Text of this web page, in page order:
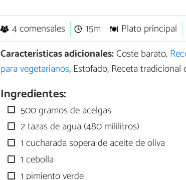
4 comensales 15m Plato principal
Características adicionales:Coste barato,
para vegetarianos, Estofado, Receta tradicional
Ingredientes:
500 gramos de acelgas
2 tazas de agua (480 mililitros)
1 cucharada sopera de aceite de oliva
1 cebolla
1 pimiento verde